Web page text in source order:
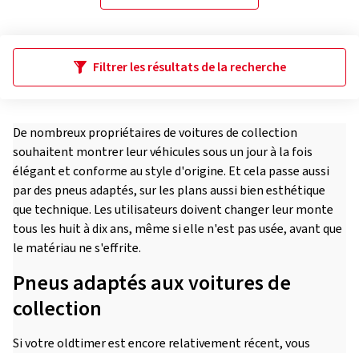
Filtrer les résultats de la recherche
De nombreux propriétaires de voitures de collection
souhaitent montrer leur véhicules sous un jour à la fois
élégant et conforme au style d'origine. Et cela passe aussi
par des pneus adaptés, sur les plans aussi bien esthétique
que technique. Les utilisateurs doivent changer leur monte
tous les huit à dix ans, même si elle n'est pas usée, avant que
le matériau ne s'effrite.
Pneus adaptés aux voitures de
collection
Si votre oldtimer est encore relativement récent, vous